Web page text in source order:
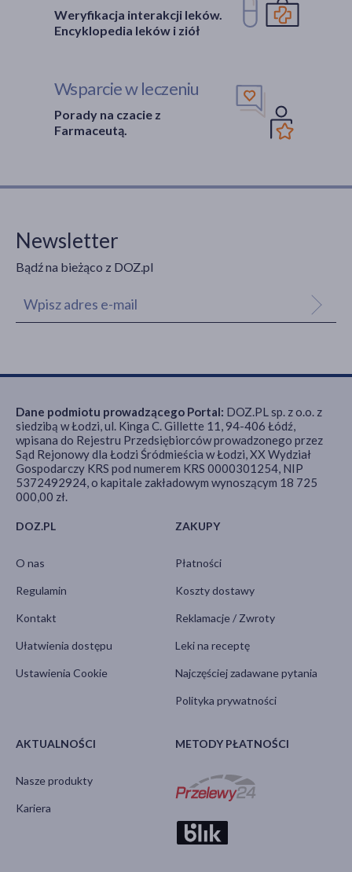
Weryfikacja interakcji leków.
Encyklopedia leków i ziół
Wsparcie w leczeniu
Porady na czacie z
Farmaceutą.
Newsletter
Bądź na bieżąco z DOZ.pl
DOZ.PL
O nas
Regulamin
Kontakt
Ułatwienia dostępu
Ustawienia Cookie
ZAKUPY
Płatności
Koszty dostawy
Reklamacje / Zwroty
Leki na receptę
Najczęściej zadawane pytania
Polityka prywatności
AKTUALNOŚCI
Nasze produkty
Kariera
METODY PŁATNOŚCI
Dane podmiotu prowadzącego Portal: DOZ.PL sp. z o.o. z
siedzibą w Łodzi, ul. Kinga C. Gillette 11, 94-406 Łódź,
wpisana do Rejestru Przedsiębiorców prowadzonego przez
Sąd Rejonowy dla Łodzi Śródmieścia w Łodzi, XX Wydział
Gospodarczy KRS pod numerem KRS 0000301254, NIP
5372492924, o kapitale zakładowym wynoszącym 18 725
000,00 zł.